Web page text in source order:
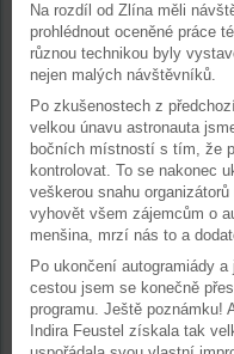
Na rozdíl od Zlína měli
prohlédnout oceněné práce
různou technikou byly
nejen malých návštěvníků.
Po zkušenostech z
velkou únavu astronauta
bočních místností s tím, že
kontrolovat. To se nakonec
veškerou snahu
vyhovět všem zájemcům o
menšina, mrzí nás to a
Po ukončení autogramiády
cestou jsem se konečně
programu. Ještě poznámku!
Indira Feustel získala tak